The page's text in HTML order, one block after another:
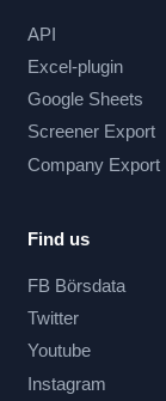
API
Excel-plugin
Google Sheets
Screener Export
Company Export
Find us
FB Börsdata
Twitter
Youtube
Instagram